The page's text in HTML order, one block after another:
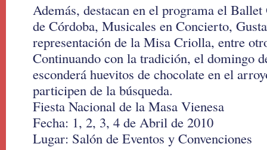
Además, destacan en el programa el
de Córdoba, Musicales en Concierto,
representación de la Misa Criolla, entre
Continuando con la tradición, el domingo
esconderá huevitos de chocolate en el
participen de la búsqueda.
Fiesta Nacional de la Masa Vienesa
Fecha: 1, 2, 3, 4 de Abril de 2010
Lugar: Salón de Eventos y Convenciones